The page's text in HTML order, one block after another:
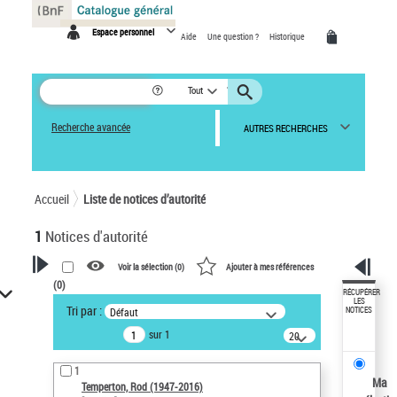
Espace personnel Aide Une question ? Historique
Tout
Recherche avancée AUTRES RECHERCHES
Accueil Liste de notices d’autorité
1 Notices d'autorité
VOTRE RECHERCHE
Recherche avancée dans les
notices d’autorité
Œuvres liées à l'auteur :
Temperton, Rod (1947-2016)
Voir la sélection (0) Ajouter à mes références
(0)
Tri par : Défaut
sur 1
20
résultats/page
1
Temperton, Rod (1947-2016)
RÉCUPÉRER
LES
NOTICES
Ma
Panneau de gestion des cookies